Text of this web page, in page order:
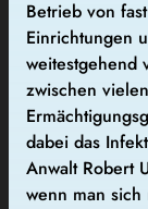
Betrieb von
Einrichtungen
weitestgehend
zwischen
dabei das
Anwalt Robert
wenn man